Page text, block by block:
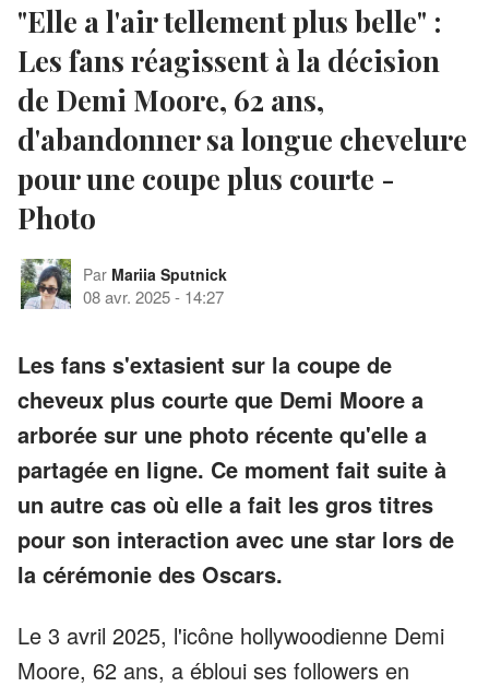
"Elle a l'air tellement plus belle" :
Les fans réagissent à la décision
de Demi Moore, 62 ans,
d'abandonner sa longue chevelure
pour une coupe plus courte -
Photo
Par Mariia Sputnick
08 avr. 2025- 14:27
Les fans s'extasient sur la coupe de
cheveux plus courte que Demi Moore a
arborée sur une photo récente qu'elle a
partagée en ligne. Ce moment fait suite à
un autre cas où elle a fait les gros titres
pour son interaction avec une star lors de
la cérémonie des Oscars.
Le 3 avril 2025, l'icône hollywoodienne Demi
Moore, 62 ans, a ébloui ses followers en